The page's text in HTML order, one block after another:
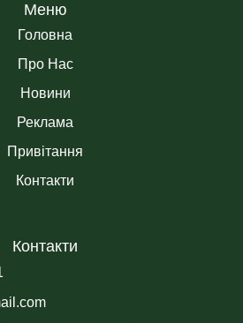
Меню
Головна
Про Нас
Новини
Реклама
Привітання
Контакти
Контакти